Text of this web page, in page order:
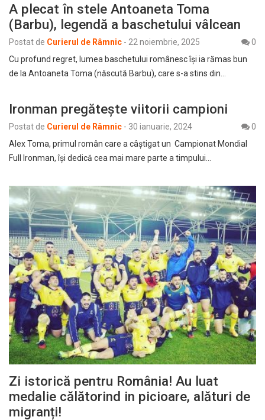
A plecat în stele Antoaneta Toma
(Barbu), legendă a baschetului vâlcean
Postat de Curierul de Râmnic - 22 noiembrie, 2025
0
Cu profund regret, lumea baschetului românesc își ia rămas bun
de la Antoaneta Toma (născută Barbu), care s-a stins din…
Ironman pregătește viitorii campioni
Postat de Curierul de Râmnic - 30 ianuarie, 2024
0
Alex Toma, primul român care a câștigat un Campionat Mondial
Full Ironman, își dedică cea mai mare parte a timpului…
Zi istorică pentru România! Au luat
medalie călătorind in picioare, alături de
migranți!